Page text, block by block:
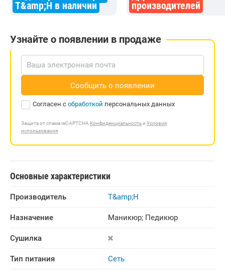
T&amp;H в наличии
производителей
Узнайте о появлении в продаже
Сообщить о появлении
Согласен с обработкой персональных данных
Защита от спама reCAPTCHA Конфиденциальностьи Условия
использования
Основные характеристики
Производитель T&amp;H
Назначение Маникюр; Педикюр
Сушилка
Тип питания Сеть